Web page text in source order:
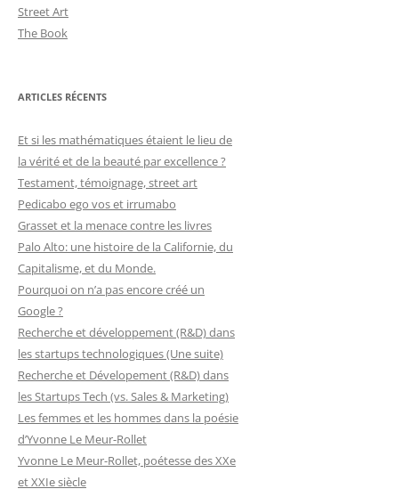
Street Art
The Book
ARTICLES RÉCENTS
Et si les mathématiques étaient le lieu de
la vérité et de la beauté par excellence ?
Testament, témoignage, street art
Pedicabo ego vos et irrumabo
Grasset et la menace contre les livres
Palo Alto: une histoire de la Californie, du
Capitalisme, et du Monde.
Pourquoi on n’a pas encore créé un
Google ?
Recherche et développement (R&D) dans
les startups technologiques (Une suite)
Recherche et Dévelopement (R&D) dans
les Startups Tech (vs. Sales & Marketing)
Les femmes et les hommes dans la poésie
d’Yvonne Le Meur-Rollet
Yvonne Le Meur-Rollet, poétesse des XXe
et XXIe siècle